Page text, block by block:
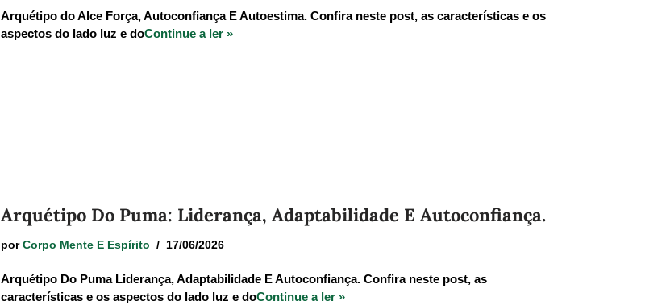
Arquétipo do Alce Força, Autoconfiança E Autoestima. Confira neste post, as características e os
aspectos do lado luz e doContinue a ler »
Arquétipo Do Puma: Liderança, Adaptabilidade E Autoconfiança.
por Corpo Mente E Espírito 17/06/2026
Arquétipo Do Puma Liderança, Adaptabilidade E Autoconfiança. Confira neste post, as
características e os aspectos do lado luz e doContinue a ler »